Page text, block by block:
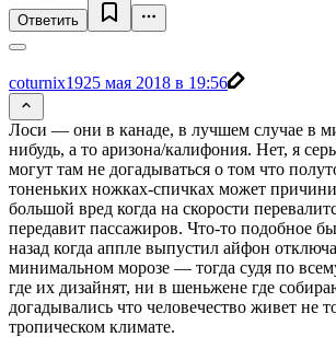
Ответить
coturnix1925 мая 2018 в 19:56
Лоси — они в канаде, в лучшем случае в
нибудь, а то аризона/калифония. Нет, я
могут там не догадываться о том что
тоненьких ножках-спичках может
большой вред когда на скорости
передавит пассажиров. Что-то подобное
назад когда аппле выпустил айфон
минимальном морозе — тогда судя по
где их дизайнят, ни в шеньжене где
догадывались что человечество живет не
тропическом климате.